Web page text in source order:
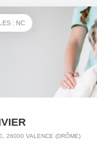
: NC
26000 VALENCE (DRÔME)